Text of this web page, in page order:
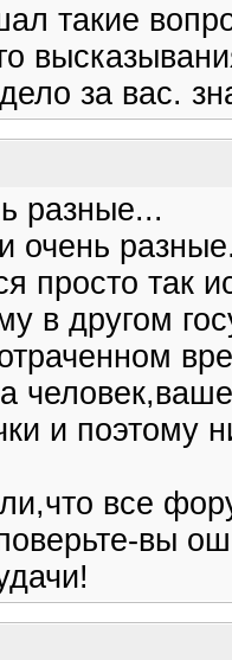
такие
за вас.
разные...
просто так
в другом
и поэтому
все
вы